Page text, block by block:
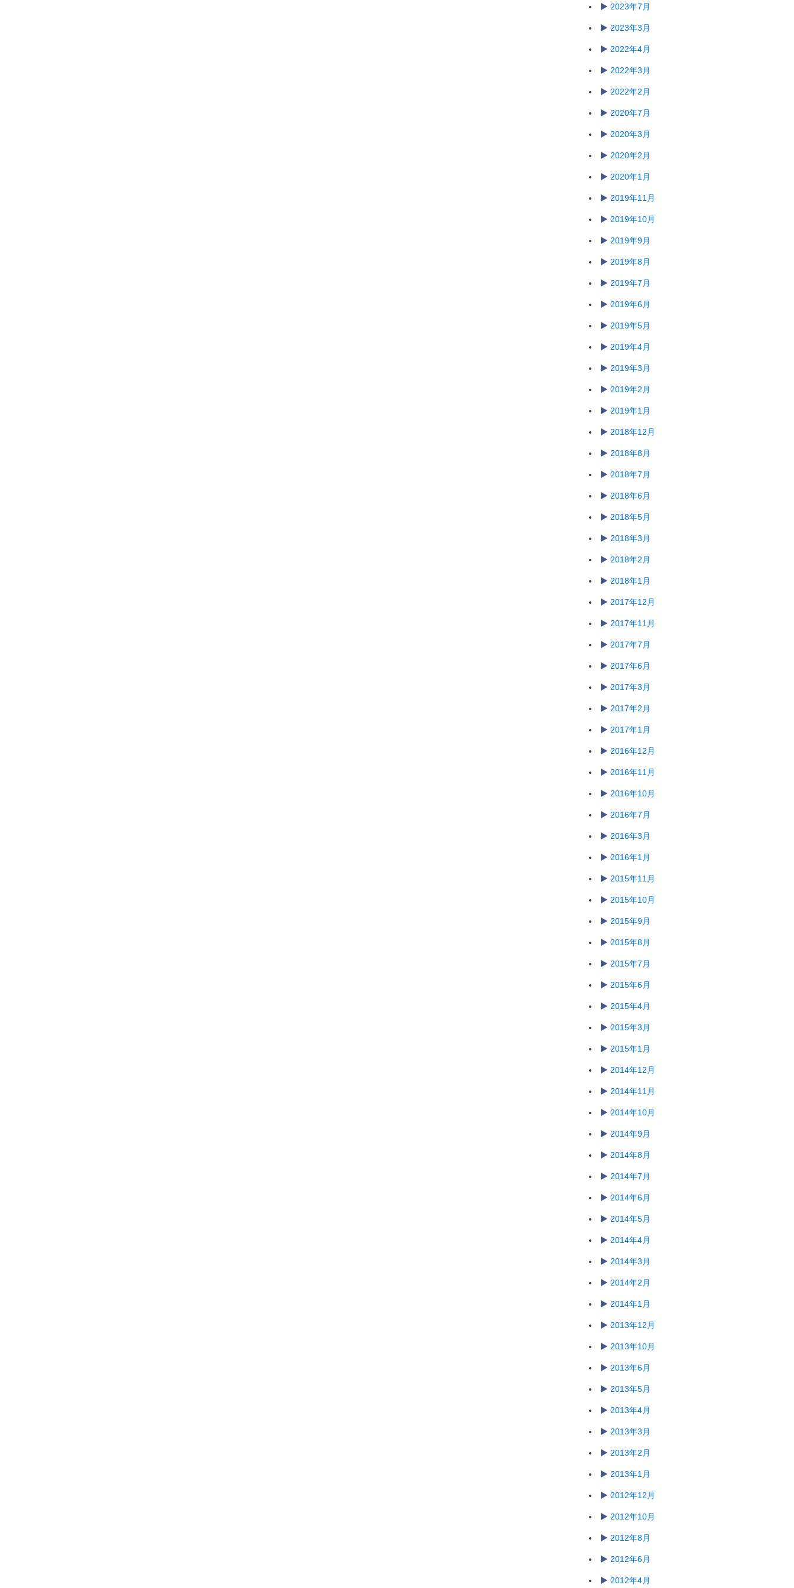
2023年7月
2023年3月
2022年4月
2022年3月
2022年2月
2020年7月
2020年3月
2020年2月
2020年1月
2019年11月
2019年10月
2019年9月
2019年8月
2019年7月
2019年6月
2019年5月
2019年4月
2019年3月
2019年2月
2019年1月
2018年12月
2018年8月
2018年7月
2018年6月
2018年5月
2018年3月
2018年2月
2018年1月
2017年12月
2017年11月
2017年7月
2017年6月
2017年3月
2017年2月
2017年1月
2016年12月
2016年11月
2016年10月
2016年7月
2016年3月
2016年1月
2015年11月
2015年10月
2015年9月
2015年8月
2015年7月
2015年6月
2015年4月
2015年3月
2015年1月
2014年12月
2014年11月
2014年10月
2014年9月
2014年8月
2014年7月
2014年6月
2014年5月
2014年4月
2014年3月
2014年2月
2014年1月
2013年12月
2013年10月
2013年6月
2013年5月
2013年4月
2013年3月
2013年2月
2013年1月
2012年12月
2012年10月
2012年8月
2012年6月
2012年4月